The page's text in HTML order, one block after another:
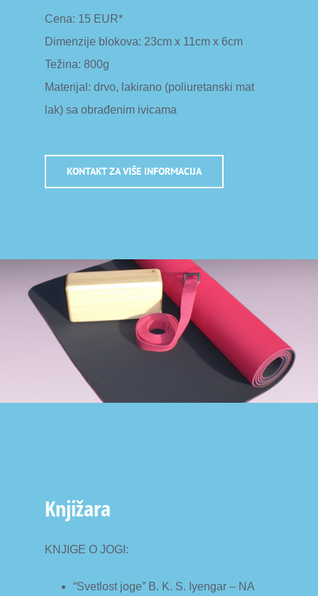
Cena: 15 EUR*
Dimenzije blokova: 23cm x 11cm x 6cm
Težina: 800g
Materijal: drvo, lakirano (poliuretanski mat
lak) sa obrađenim ivicama
KONTAKT ZA VIŠE INFORMACIJA
Knjižara
KNJIGE O JOGI:
“Svetlost joge” B. K. S. Iyengar – NA